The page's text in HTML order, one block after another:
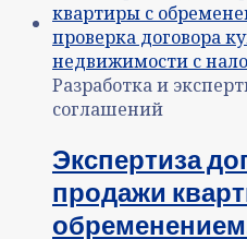
Разработка и
соглашений
Экспертиза
продажи